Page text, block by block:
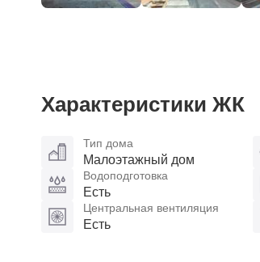
Характеристики ЖК
Тип дома
Малоэтажный дом
Водоподготовка
Есть
Центральная вентиляция
Есть